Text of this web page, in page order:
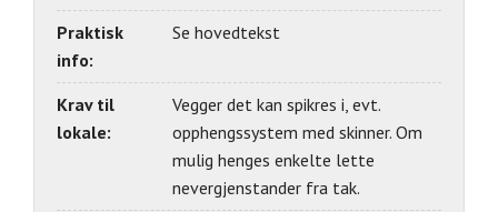
Praktisk
info:
Se hovedtekst
Krav til
lokale:
Vegger det kan spikres i, evt.
opphengssystem med skinner. Om
mulig henges enkelte lette
nevergjenstander fra tak.